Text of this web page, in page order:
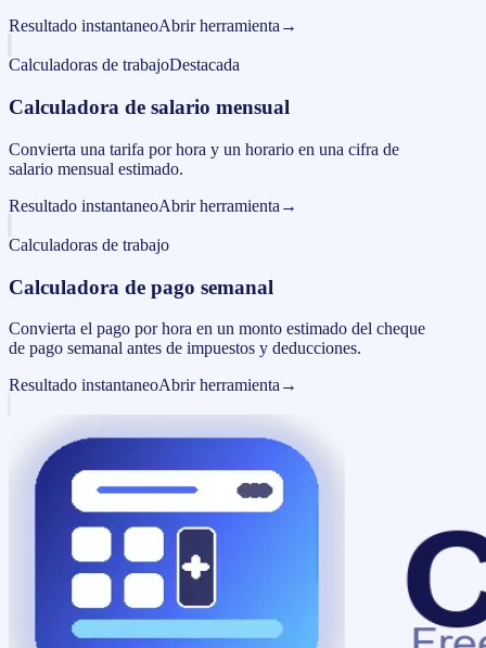
Resultado instantaneoAbrir herramienta →
Calculadoras de trabajoDestacada
Calculadora de salario mensual
Convierta una tarifa por hora y un horario en una cifra de
salario mensual estimado.
Resultado instantaneoAbrir herramienta →
Calculadoras de trabajo
Calculadora de pago semanal
Convierta el pago por hora en un monto estimado del cheque
de pago semanal antes de impuestos y deducciones.
Resultado instantaneoAbrir herramienta →